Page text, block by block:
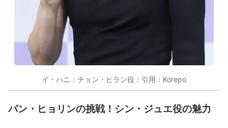
イ・ハニ：チョン・ヒラン役：引用：Korepo
パン・ヒョリンの挑戦！シン・ジュエ役の魅力